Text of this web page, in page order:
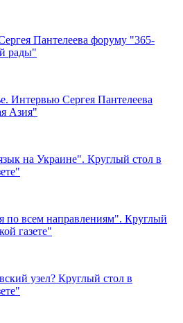
Пантелеева форуму "365-
рады"
Интервью Сергея Пантелеева
Азия"
на Украине". Круглый стол в
по всем направлениям". Круглый
газете"
узел? Круглый стол в